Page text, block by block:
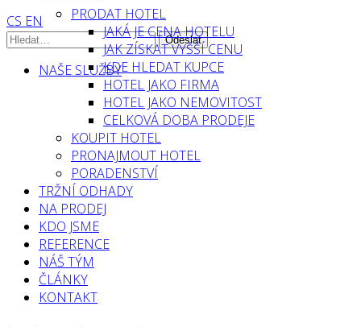
CS EN
NAŠE SLUŽBY
PRODAT HOTEL
JAKÁ JE CENA HOTELU
JAK ZÍSKAT VYŠŠÍ CENU
KDE HLEDAT KUPCE
HOTEL JAKO FIRMA
HOTEL JAKO NEMOVITOST
CELKOVÁ DOBA PRODEJE
KOUPIT HOTEL
PRONAJMOUT HOTEL
PORADENSTVÍ
TRŽNÍ ODHADY
NA PRODEJ
KDO JSME
REFERENCE
NÁŠ TÝM
ČLÁNKY
KONTAKT